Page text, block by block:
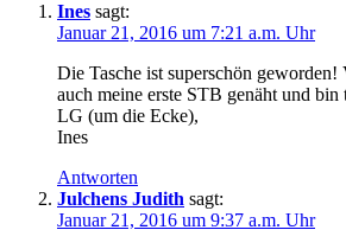
Ines sagt:
Januar 21, 2016 um 7:21 a.m. Uhr
Die Tasche ist superschön
auch meine erste STB genäht und bin
LG (um die Ecke),
Ines
Antworten
Julchens Judith sagt:
Januar 21, 2016 um 9:37 a.m. Uhr